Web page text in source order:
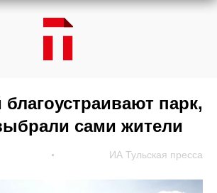
парк,
сами жители
ИА Тульская пресса